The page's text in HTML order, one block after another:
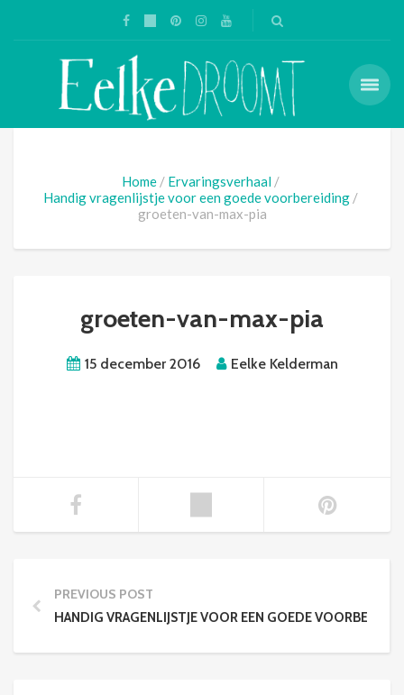
Home
Ervaringsverhaal
Handig vragenlijstje voor een goede voorbereiding
groeten-van-max-pia
groeten-van-max-pia
15 december 2016 Eelke Kelderman
PREVIOUS POST
HANDIG VRAGENLIJSTJE VOOR EEN GOEDE